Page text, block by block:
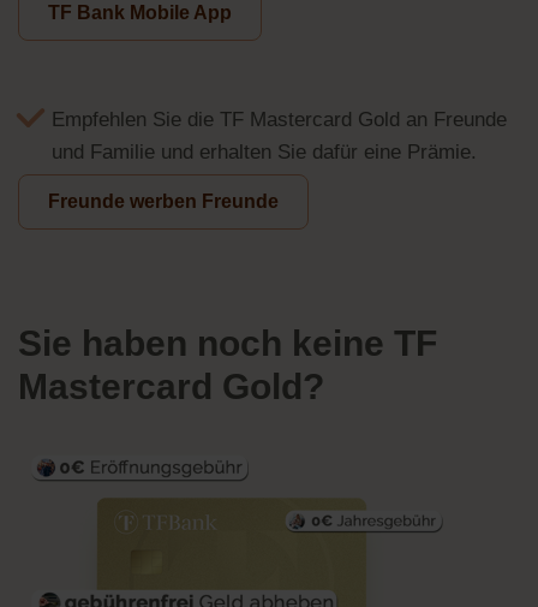
TF Bank Mobile App
Empfehlen Sie die TF Mastercard Gold an Freunde
und Familie und erhalten Sie dafür eine Prämie.
Freunde werben Freunde
Sie haben noch keine TF
Mastercard Gold?